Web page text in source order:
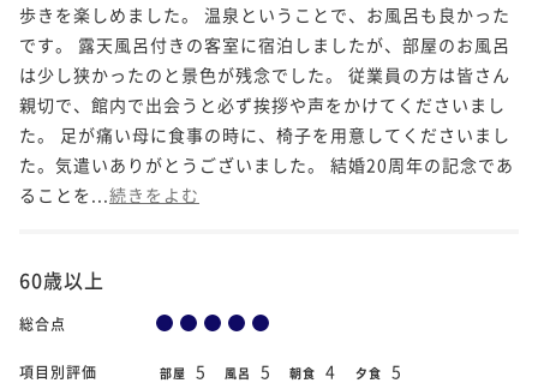
歩きを楽しめました。 温泉ということで、お風呂も良かった
です。 露天風呂付きの客室に宿泊しましたが、部屋のお風呂
は少し狭かったのと景色が残念でした。 従業員の方は皆さん
親切で、館内で出会うと必ず挨拶や声をかけてくださいまし
た。 足が痛い母に食事の時に、椅子を用意してくださいまし
た。気遣いありがとうございました。 結婚20周年の記念であ
ることを... 続きをよむ
60歳以上
総合点
項目別評価 部屋 5 風呂 5 朝食 4 夕食 5